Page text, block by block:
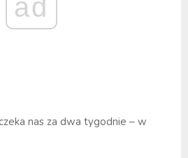
ad
nas za dwa tygodnie – w